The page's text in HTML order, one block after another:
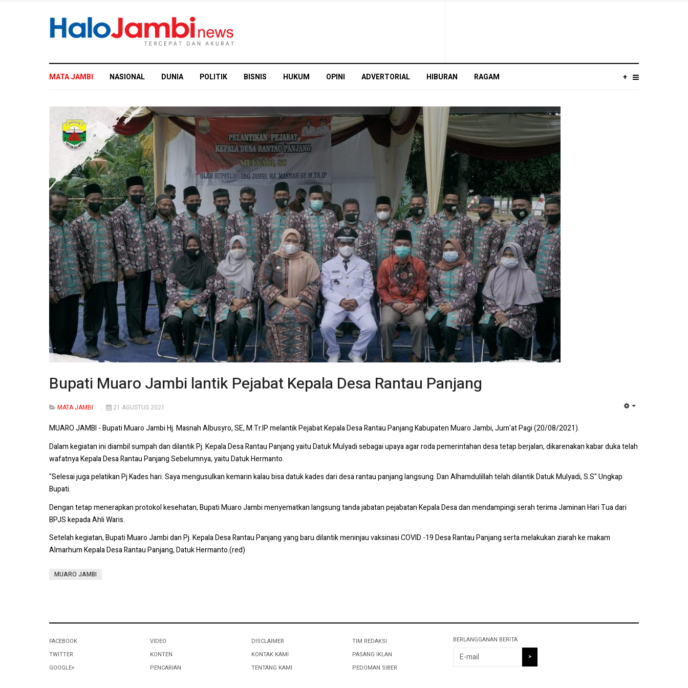
MATA JAMBI NASIONAL DUNIA POLITIK BISNIS HUKUM OPINI ADVERTORIAL HIBURAN RAGAM +
Bupati Muaro Jambi lantik Pejabat Kepala Desa Rantau Panjang
MATA JAMBI 21 AGUSTUS 2021
MUARO JAMBI - Bupati Muaro Jambi Hj. Masnah Albusyro, SE, M.Tr.IP melantik Pejabat Kepala Desa Rantau Panjang Kabupaten Muaro Jambi, Jum'at Pagi (20/08/2021).
Dalam kegiatan ini diambil sumpah dan dilantik Pj. Kepala Desa Rantau Panjang yaitu Datuk Mulyadi sebagai upaya agar roda pemerintahan desa tetap berjalan, dikarenakan kabar duka telah
wafatnya Kepala Desa Rantau Panjang Sebelumnya, yaitu Datuk Hermanto.
"Selesai juga pelatikan Pj Kades hari. Saya mengusulkan kemarin kalau bisa datuk kades dari desa rantau panjang langsung. Dan Alhamdulillah telah dilantik Datuk Mulyadi, S.S" Ungkap
Bupati.
Dengan tetap menerapkan protokol kesehatan, Bupati Muaro Jambi menyematkan langsung tanda jabatan pejabatan Kepala Desa dan mendampingi serah terima Jaminan Hari Tua dari
BPJS kepada Ahli Waris.
Setelah kegiatan, Bupati Muaro Jambi dan Pj. Kepala Desa Rantau Panjang yang baru dilantik meninjau vaksinasi COVID -19 Desa Rantau Panjang serta melakukan ziarah ke makam
Almarhum Kepala Desa Rantau Panjang, Datuk Hermanto.(red)
MUARO JAMBI
FACEBOOK
TWITTER
GOOGLE+
VIDEO
KONTEN
PENCARIAN
DISCLAIMER
KONTAK KAMI
TENTANG KAMI
TIM REDAKSI
PASANG IKLAN
PEDOMAN SIBER
BERLANGGANAN BERITA